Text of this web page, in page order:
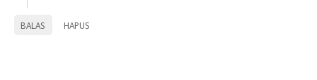
BALAS HAPUS